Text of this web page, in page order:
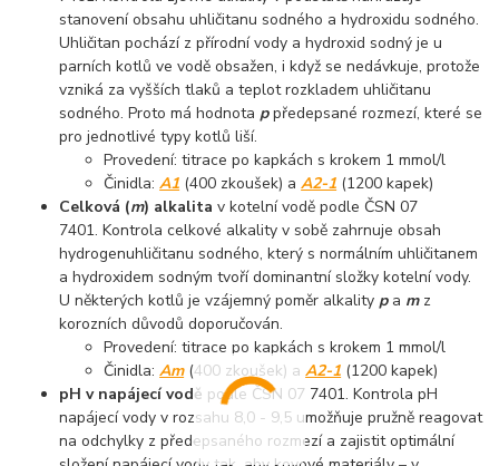
stanovení obsahu uhličitanu sodného a hydroxidu sodného.
Uhličitan pochází z přírodní vody a hydroxid sodný je u
parních kotlů ve vodě obsažen, i když se nedávkuje, protože
vzniká za vyšších tlaků a teplot rozkladem uhličitanu
sodného. Proto má hodnotappředepsané rozmezí, které se
pro jednotlivé typy kotlů liší.
Provedení: titrace po kapkách s krokem 1 mmol/l
Činidla:A1 (400 zkoušek) aA2-1 (1200 kapek)
Celková (m) alkalita v kotelní vodě podle ČSN 07
7401. Kontrola celkové alkality v sobě zahrnuje obsah
hydrogenuhličitanu sodného, který s normálním uhličitanem
a hydroxidem sodným tvoří dominantní složky kotelní vody.
U některých kotlů je vzájemný poměr alkalitypa mz
korozních důvodů doporučován.
Provedení: titrace po kapkách s krokem 1 mmol/l
Činidla:Am(400 zkoušek) aA2-1 (1200 kapek)
pH v napájecí vodě podle ČSN 07 7401. Kontrola pH
napájecí vody v rozsahu 8,0 - 9,5 umožňuje pružně reagovat
na odchylky z předepsaného rozmezí a zajistit optimální